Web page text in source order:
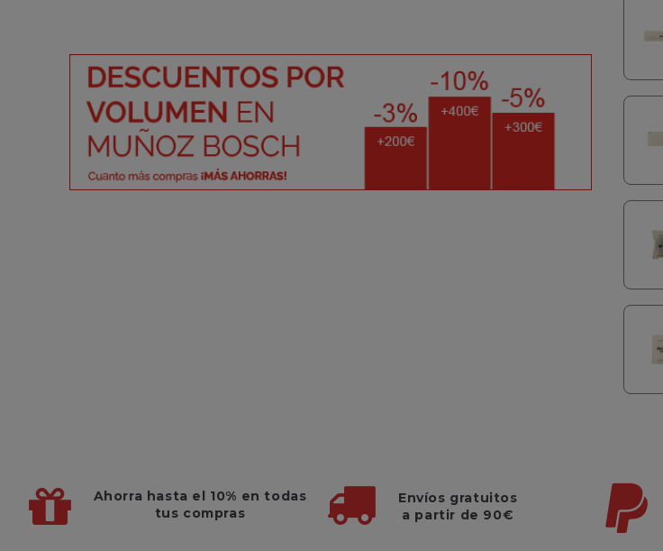
Ahorra hasta el 10% en todas
tus compras
Envíos gratuitos
a partir de 90€